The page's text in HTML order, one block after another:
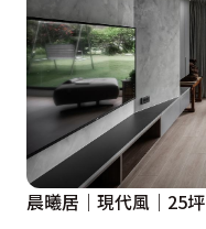
晨曦居｜現代風｜25坪